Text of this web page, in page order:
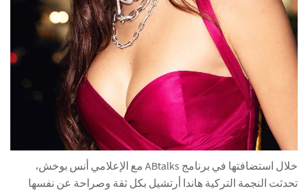
خلال استضافتها في برنامج ABtalks مع الإعلامي أنس بوخش،
تحدثت النجمة التركية هاندا أرتشيل بكل ثقة وصراحة عن نفسها